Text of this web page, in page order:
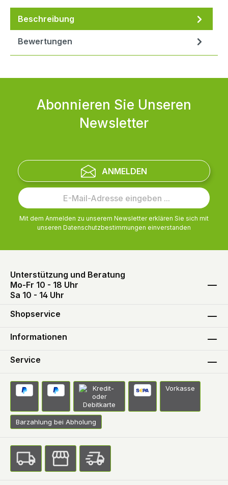
Beschreibung
Bewertungen
Abonnieren Sie Unseren
Newsletter
ANMELDEN
Mit dem Anmelden zu unserem Newsletter erklären Sie sich mit
unseren Datenschutzbestimmungen einverstanden
Unterstützung und Beratung
Mo-Fr 10 - 18 Uhr
Sa 10 - 14 Uhr
Shopservice
Informationen
Service
Vorkasse
Barzahlung bei Abholung